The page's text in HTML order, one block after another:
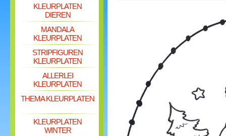
KLEURPLATEN
DIEREN
MANDALA
KLEURPLATEN
STRIPFIGUREN
KLEURPLATEN
ALLERLEI
KLEURPLATEN
THEMA KLEURPLATEN
KLEURPLATEN
WINTER